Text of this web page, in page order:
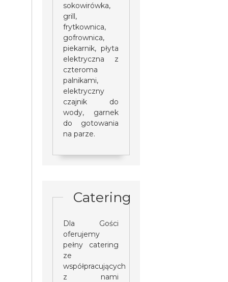
sokowirówka,
grill,
frytkownica,
gofrownica,
piekarnik, płyta
elektryczna z
czteroma
palnikami,
elektryczny
czajnik do
wody, garnek
do gotowania
na parze.
Catering
Dla Gości
oferujemy
pełny catering
ze
współpracujących
z nami